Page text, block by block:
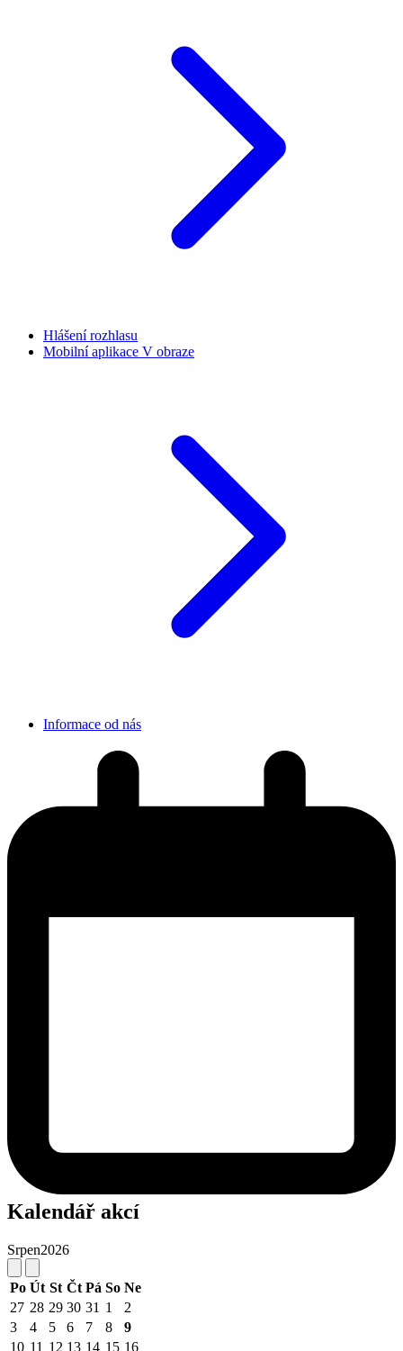
Hlášení rozhlasu
Mobilní aplikace V obraze
Informace od nás
Kalendář akcí
Srpen2026
Po Út St Čt Pá So Ne
27 28 29 30 31 1
2
3
4 5 6 7 8
9
10 11 12 13 14 15 16